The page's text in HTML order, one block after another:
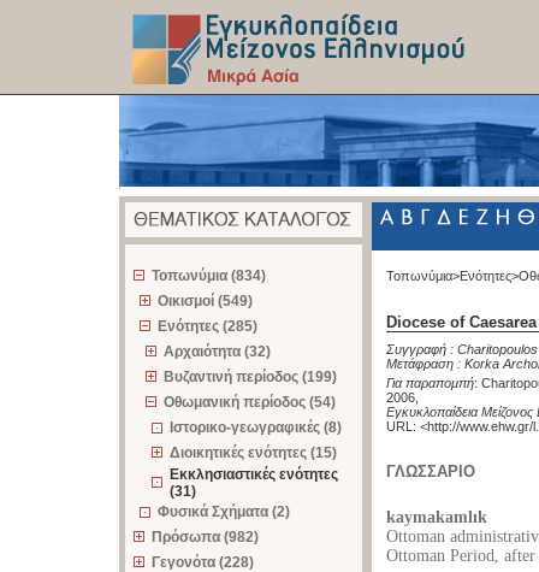
Τοπωνύμια (834)
Οικισμοί (549)
Ενότητες (285)
Αρχαιότητα (32)
Βυζαντινή περίοδος (199)
Οθωμανική περίοδος (54)
Ιστορικο-γεωγραφικές (8)
Διοικητικές ενότητες (15)
Εκκλησιαστικές ενότητες
(31)
Φυσικά Σχήματα (2)
Πρόσωπα (982)
Γεγονότα (228)
Τοπωνύμια>Ενότητες>
Diocese of
Συγγραφή :
Μετάφραση : Korka
Για παραπομπή:
2006
Εγκυκλοπαίδεια
URL: <http://www.ehw.gr/
ΓΛΩΣΣΑΡΙΟ
kaymakamlık
Ottoman
Ottoman Period,